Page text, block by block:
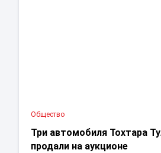
Общество
Три автомобиля Тохтара
продали на аукционе